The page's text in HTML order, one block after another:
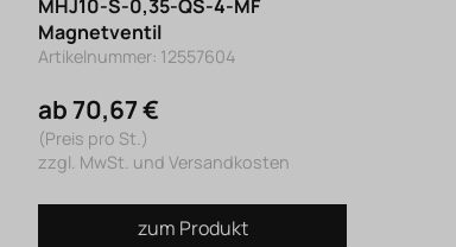
MHJ10-S-0,35-QS-4-MF
Magnetventil
Artikelnummer: 12557604
ab 70,67 €
(Preis pro St.)
zzgl. MwSt. und Versandkosten
zum Produkt